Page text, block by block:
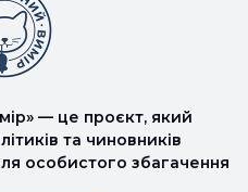
— це проєкт, який
та чиновників
особистого збагачення